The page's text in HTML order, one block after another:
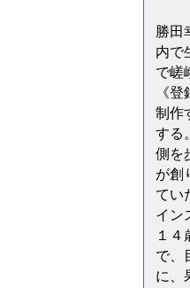
勝田
内で
で嵯
《
制作
する
側を
が創
てい
イン
１４
で、
に、